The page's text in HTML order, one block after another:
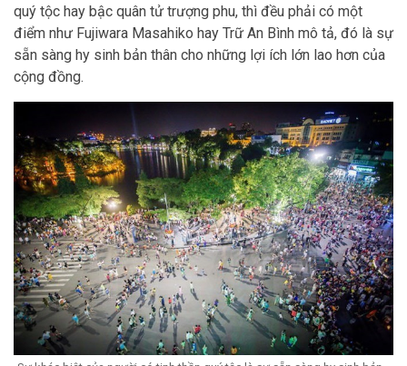
quý tộc hay bậc quân tử trượng phu, thì đều phải có một
điểm như Fujiwara Masahiko hay Trữ An Bình mô tả, đó là sự
sẵn sàng hy sinh bản thân cho những lợi ích lớn lao hơn của
cộng đồng.